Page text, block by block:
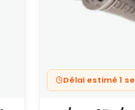
Délai estimé 1